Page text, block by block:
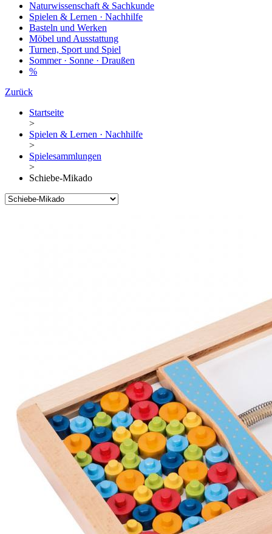
Naturwissenschaft & Sachkunde
Spielen & Lernen · Nachhilfe
Basteln und Werken
Möbel und Ausstattung
Turnen, Sport und Spiel
Sommer · Sonne · Draußen
%
Zurück
Startseite
>
Spielen & Lernen · Nachhilfe
>
Spielesammlungen
>
Schiebe-Mikado